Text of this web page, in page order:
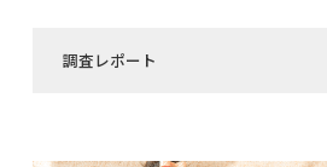
調査レポート